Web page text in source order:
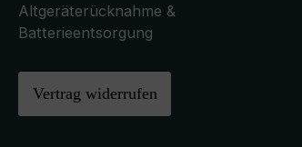
Altgeräterücknahme &
Batterieentsorgung
Vertrag widerrufen